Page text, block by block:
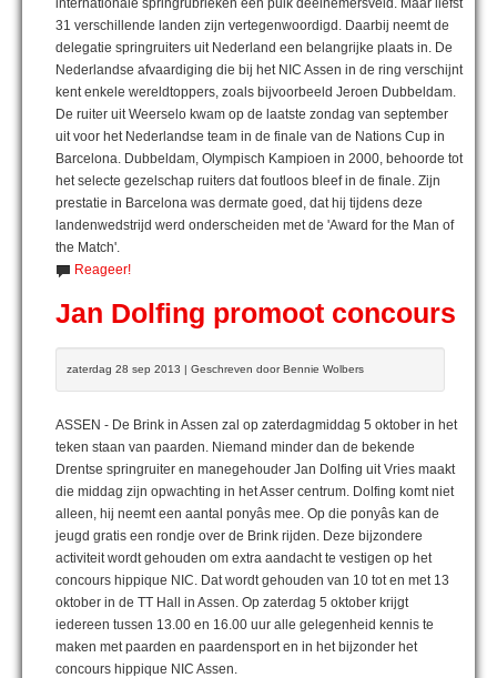
internationale springrubrieken een puik deelnemersveld. Maar liefst
31 verschillende landen zijn vertegenwoordigd. Daarbij neemt de
delegatie springruiters uit Nederland een belangrijke plaats in. De
Nederlandse afvaardiging die bij het NIC Assen in de ring verschijnt
kent enkele wereldtoppers, zoals bijvoorbeeld Jeroen Dubbeldam.
De ruiter uit Weerselo kwam op de laatste zondag van september
uit voor het Nederlandse team in de finale van de Nations Cup in
Barcelona. Dubbeldam, Olympisch Kampioen in 2000, behoorde tot
het selecte gezelschap ruiters dat foutloos bleef in de finale. Zijn
prestatie in Barcelona was dermate goed, dat hij tijdens deze
landenwedstrijd werd onderscheiden met de 'Award for the Man of
the Match'.
Reageer!
Jan Dolfing promoot concours
zaterdag 28 sep 2013 | Geschreven door Bennie Wolbers
ASSEN - De Brink in Assen zal op zaterdagmiddag 5 oktober in het
teken staan van paarden. Niemand minder dan de bekende
Drentse springruiter en manegehouder Jan Dolfing uit Vries maakt
die middag zijn opwachting in het Asser centrum. Dolfing komt niet
alleen, hij neemt een aantal ponyâs mee. Op die ponyâs kan de
jeugd gratis een rondje over de Brink rijden. Deze bijzondere
activiteit wordt gehouden om extra aandacht te vestigen op het
concours hippique NIC. Dat wordt gehouden van 10 tot en met 13
oktober in de TT Hall in Assen. Op zaterdag 5 oktober krijgt
iedereen tussen 13.00 en 16.00 uur alle gelegenheid kennis te
maken met paarden en paardensport en in het bijzonder het
concours hippique NIC Assen.